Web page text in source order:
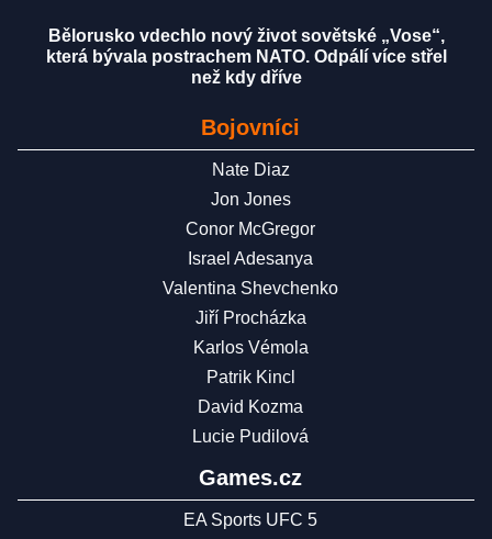
Bělorusko vdechlo nový život sovětské „Vose“,
která bývala postrachem NATO. Odpálí více střel
než kdy dříve
Bojovníci
Nate Diaz
Jon Jones
Conor McGregor
Israel Adesanya
Valentina Shevchenko
Jiří Procházka
Karlos Vémola
Patrik Kincl
David Kozma
Lucie Pudilová
Games.cz
EA Sports UFC 5